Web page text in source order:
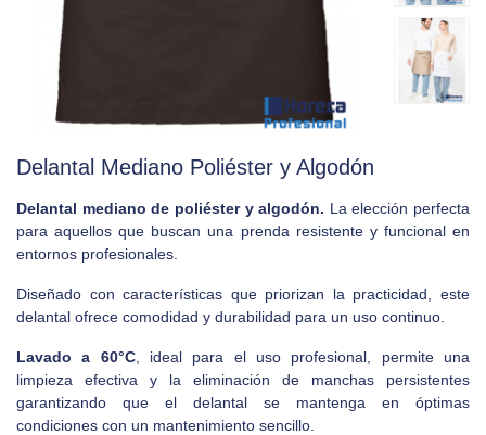
Delantal Mediano Poliéster y Algodón
Delantal mediano de poliéster y algodón. La elección perfecta
para aquellos que buscan una prenda resistente y funcional en
entornos profesionales.
Diseñado con características que priorizan la practicidad, este
delantal ofrece comodidad y durabilidad para un uso continuo.
Lavado a 60°C, ideal para el uso profesional, permite una
limpieza efectiva y la eliminación de manchas persistentes
garantizando que el delantal se mantenga en óptimas
condiciones con un mantenimiento sencillo.